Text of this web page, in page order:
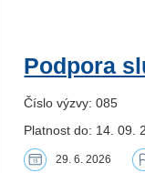
Podpora
Číslo výzvy: 085
Platnost do: 14. 09.
29. 6. 2026